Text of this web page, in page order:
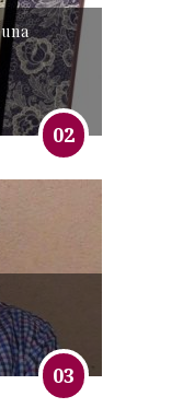
02
03